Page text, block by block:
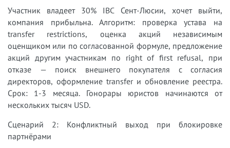
Участник владеет 30% IBC Сент-Люсии, хочет выйти,
компания прибыльна. Алгоритм: проверка устава на
transfer restrictions, оценка акций независимым
оценщиком или по согласованной формуле, предложение
акций другим участникам по right of first refusal, при
отказе — поиск внешнего покупателя с согласия
директоров, оформление transfer и обновление реестра.
Срок: 1-3 месяца. Гонорары юристов начинаются от
нескольких тысяч USD.
Сценарий 2: Конфликтный выход при блокировке
партнёрами